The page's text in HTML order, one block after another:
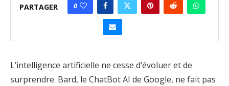
PARTAGER 0
L’intelligence artificielle ne cesse d’évoluer et de
surprendre. Bard, le ChatBot AI de Google, ne fait pas